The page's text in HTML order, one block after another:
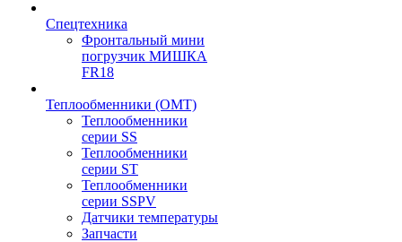
Спецтехника
Фронтальный мини
погрузчик МИШКА
FR18
Теплообменники (OMT)
Теплообменники
серии SS
Теплообменники
серии ST
Теплообменники
серии SSPV
Датчики температуры
Запчасти